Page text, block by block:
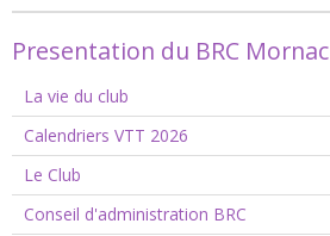
Presentation du BRC Mornac
La vie du club
Calendriers VTT 2026
Le Club
Conseil d'administration BRC